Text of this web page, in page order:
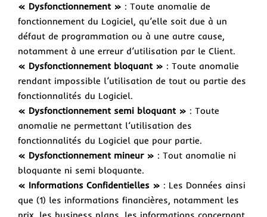
« Dysfonctionnement » : Toute anomalie de
fonctionnement du Logiciel, qu’elle soit due à un
défaut de programmation ou à une autre cause,
notamment à une erreur d’utilisation par le Client.
« Dysfonctionnement bloquant » : Toute anomalie
rendant impossible l’utilisation de tout ou partie des
fonctionnalités du Logiciel.
« Dysfonctionnement semi bloquant » : Toute
anomalie ne permettant l’utilisation des
fonctionnalités du Logiciel que pour partie.
« Dysfonctionnement mineur » : Tout anomalie ni
bloquante ni semi bloquante.
« Informations Confidentielles » : Les Données ainsi
que (1) les informations financières, notamment les